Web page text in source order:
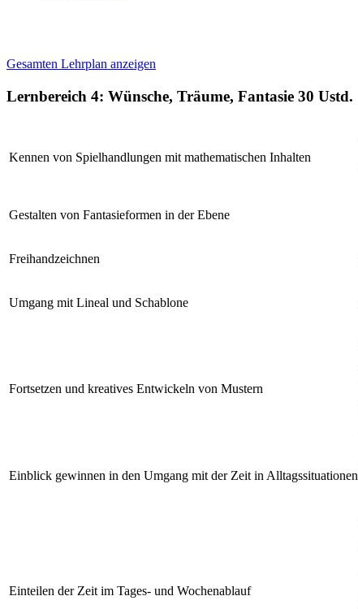
Gesamten Lehrplan anzeigen
Lernbereich 4: Wünsche, Träume, Fantasie 30 Ustd.
Kennen von Spielhandlungen mit mathematischen Inhalten
Gestalten von Fantasieformen in der Ebene
Freihandzeichnen
Umgang mit Lineal und Schablone
Fortsetzen und kreatives Entwickeln von Mustern
Einblick gewinnen in den Umgang mit der Zeit in Alltagssituationen
Einteilen der Zeit im Tages- und Wochenablauf